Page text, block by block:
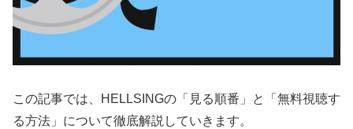
この記事では、HELLSINGの「見る順番」と「無料視聴す
る方法」について徹底解説していきます。